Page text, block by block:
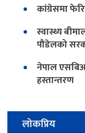
कांग्रेसमा
स्वास्थ्य
पौडेलको
नेपाल
हस्तान्तरण
लोकप्रिय